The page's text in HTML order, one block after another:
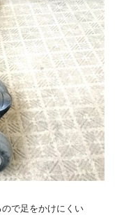
で足をかけにくい